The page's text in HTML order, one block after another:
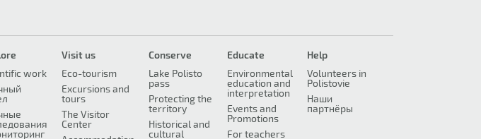
work
Visit us
Eco-tourism
Excursions and
tours
The Visitor
Center
Conserve
Lake Polisto
pass
Protecting the
territory
Historical and
cultural
Educate
Environmental
education and
interpretation
Events and
Promotions
For teachers
Help
Volunteers in
Polistovie
Наши
партнёры